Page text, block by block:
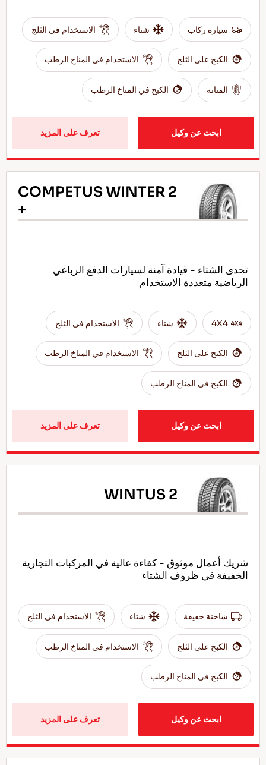
سيارة ركاب شتاء الاستخدام في الثلج
الكبح على الثلج الاستخدام في المناخ الرطب
المتانة الكبح في المناخ الرطب
ابحث عن وكيل تعرف على المزيد
COMPETUS WINTER 2
+
تحدى الشتاء - قيادة آمنة لسيارات الدفع الرباعي
الرياضية متعددة الاستخدام
4X4 شتاء الاستخدام في الثلج
الكبح على الثلج الاستخدام في المناخ الرطب
الكبح في المناخ الرطب
ابحث عن وكيل تعرف على المزيد
WINTUS 2
شريك أعمال موثوق - كفاءة عالية في المركبات التجارية
الخفيفة في ظروف الشتاء
شاحنة خفيفة شتاء الاستخدام في الثلج
الكبح على الثلج الاستخدام في المناخ الرطب
الكبح في المناخ الرطب
ابحث عن وكيل تعرف على المزيد